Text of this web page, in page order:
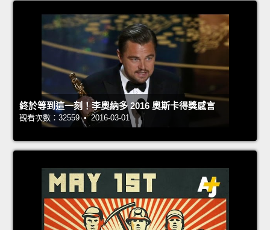
終於等到這一刻！李奧納多 2016 奧斯卡得獎感言
觀看次數：32559 • 2016-03-01